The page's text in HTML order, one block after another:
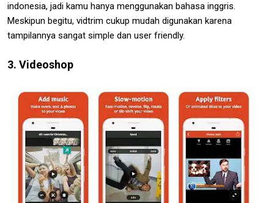
indonesia, jadi kamu hanya menggunakan bahasa inggris.
Meskipun begitu, vidtrim cukup mudah digunakan karena
tampilannya sangat simple dan user friendly.
3. Videoshop